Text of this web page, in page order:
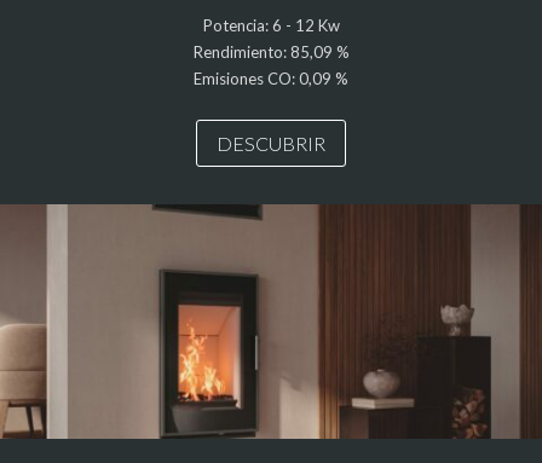
Potencia: 6 - 12 Kw
Rendimiento: 85,09 %
Emisiones CO: 0,09 %
DESCUBRIR